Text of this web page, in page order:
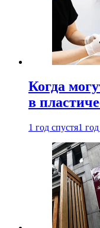
Когда
в
1 год спустя1